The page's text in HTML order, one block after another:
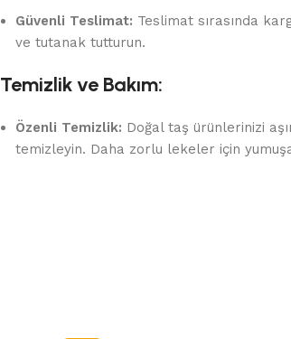
Güvenli Teslimat: Teslimat sırasında
ve tutanak tutturun.
Temizlik ve Bakım:
Özenli Temizlik: Doğal taş ürünlerinizi
temizleyin. Daha zorlu lekeler için